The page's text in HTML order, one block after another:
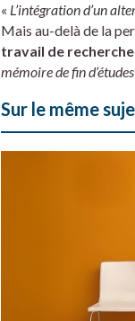
« L’intégration d’un
Mais au-delà de la
travail de recherche
mémoire de fin
Sur le même